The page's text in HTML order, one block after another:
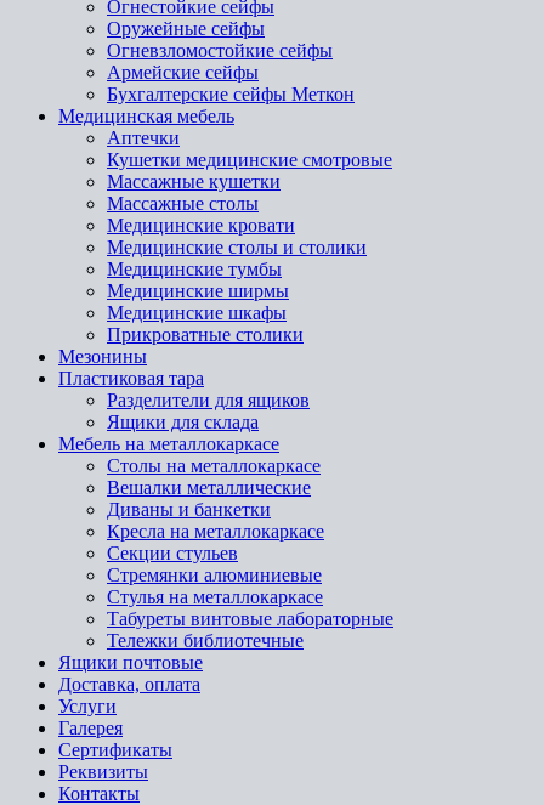
Огнестойкие сейфы
Оружейные сейфы
Огневзломостойкие сейфы
Армейские сейфы
Бухгалтерские сейфы Меткон
Медицинская мебель
Аптечки
Кушетки медицинские смотровые
Массажные кушетки
Массажные столы
Медицинские кровати
Медицинские столы и столики
Медицинские тумбы
Медицинские ширмы
Медицинские шкафы
Прикроватные столики
Мезонины
Пластиковая тара
Разделители для ящиков
Ящики для склада
Мебель на металлокаркасе
Cтолы на металлокаркасе
Вешалки металлические
Диваны и банкетки
Кресла на металлокаркасе
Секции стульев
Стремянки алюминиевые
Стулья на металлокаркасе
Табуреты винтовые лабораторные
Тележки библиотечные
Ящики почтовые
Доставка, оплата
Услуги
Галерея
Сертификаты
Реквизиты
Контакты